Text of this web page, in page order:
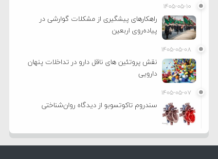
۱۴۰۵-۰۵-۱۰
راهکارهای پیشگیری از مشکلات گوارشی در
پیاده‌روی اربعین
۱۴۰۵-۰۵-۰۸
نقش پروتئین های ناقل دارو در تداخلات پنهان
دارویی
۱۴۰۵-۰۵-۰۷
سندروم تاکوتسوبو از دیدگاه روان‌شناختی